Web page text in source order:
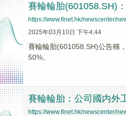
賽輪輪胎(601058.SH)
https://www.finet.hk/newscenter/
2025年03月10日 下午4:44
賽輪輪胎(601058.SH)公告稱
50%。
賽輪輪胎：公司國内外
https://www.finet.hk/newscenter/